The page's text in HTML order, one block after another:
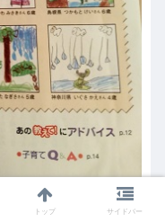
トップ サイドバー